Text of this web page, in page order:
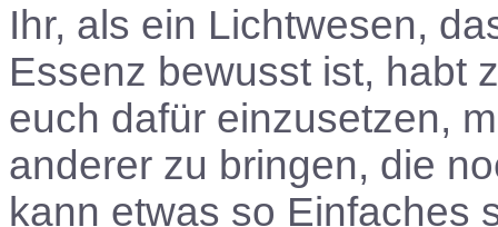
Ihr, als ein Lichtwesen,
Essenz bewusst ist, habt
euch dafür einzusetzen,
anderer zu bringen, die
kann etwas so Einfaches